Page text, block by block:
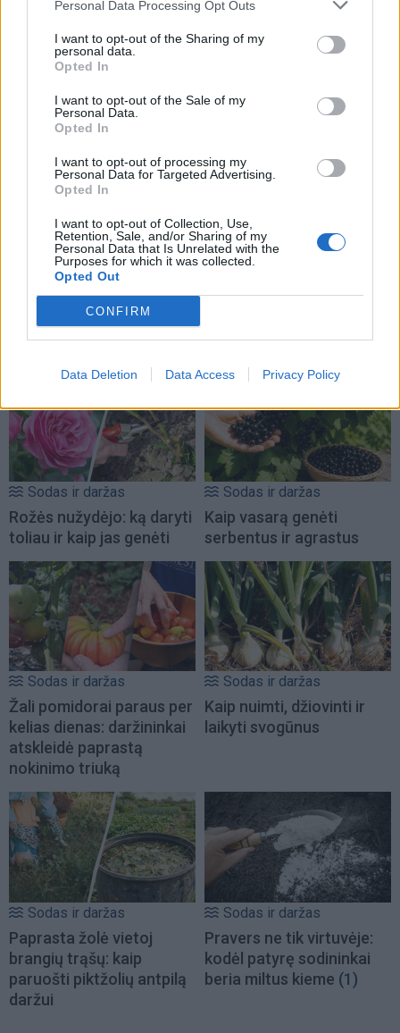
Personal Data Processing Opt Outs
I want to opt-out of the Sharing of my
personal data.
Opted In
I want to opt-out of the Sale of my
Personal Data.
Opted In
I want to opt-out of processing my
Personal Data for Targeted Advertising.
Opted In
I want to opt-out of Collection, Use,
Retention, Sale, and/or Sharing of my
Personal Data that Is Unrelated with the
Purposes for which it was collected.
Opted Out
CONFIRM
Data Deletion Data Access Privacy Policy
TAIP PAT SKAITYKITE
Sodas ir daržas
Kodėl sodininkai aplink
lysves barsto kajeno
pipirus? Priežastis jus
nustebins
Sodas ir daržas
problemą
Sodas ir daržas
Rožės nužydėjo: ką daryti
toliau ir kaip jas genėti
Sodas ir daržas
Kaip vasarą genėti
serbentus ir agrastus
Sodas ir daržas
Žali pomidorai paraus per
kelias dienas: daržininkai
atskleidė paprastą
nokinimo triuką
Sodas ir daržas
Kaip nuimti, džiovinti ir
laikyti svogūnus
Sodas ir daržas
Paprasta žolė vietoj
brangių trąšų: kaip
paruošti piktžolių antpilą
daržui
Sodas ir daržas
Pravers ne tik virtuvėje:
kodėl patyrę sodininkai
beria miltus kieme (1)